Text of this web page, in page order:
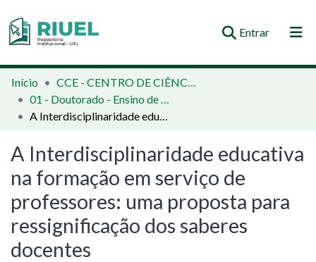
Entrar(current)
Orientações e Normas
Comunidades e Coleções
Estatísticas
Início
CCE - CENTRO DE CIÊNCIAS EXATAS
01 - Doutorado - Ensino de Ciências e Educação Matemática
A Interdisciplinaridade educativa na formação em serviço de professores: uma proposta para ressignificação dos saberes docentes
A Interdisciplinaridade educativa
na formação em serviço de
professores: uma proposta para
ressignificação dos saberes
docentes